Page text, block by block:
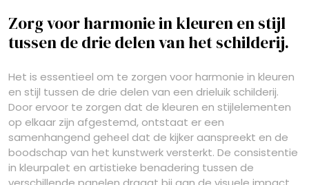
Zorg voor harmonie in kleuren en stijl
tussen de drie delen van het schilderij.
Het is essentieel om te zorgen voor harmonie in kleuren
en stijl tussen de drie delen van een drieluik schilderij.
Door ervoor te zorgen dat de kleuren en stijlelementen
op elkaar zijn afgestemd, ontstaat er een
samenhangend geheel dat de kijker aanspreekt en de
boodschap van het kunstwerk versterkt. De consistentie
in kleurpalet en artistieke benadering tussen de